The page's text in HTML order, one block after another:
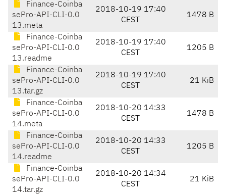
Finance-Coinba
sePro-API-CLI-0.0
13.meta
2018-10-19 17:40
CEST
1478 B
Finance-Coinba
sePro-API-CLI-0.0
13.readme
2018-10-19 17:40
CEST
1205 B
Finance-Coinba
sePro-API-CLI-0.0
13.tar.gz
2018-10-19 17:40
CEST
21 KiB
Finance-Coinba
sePro-API-CLI-0.0
14.meta
2018-10-20 14:33
CEST
1478 B
Finance-Coinba
sePro-API-CLI-0.0
14.readme
2018-10-20 14:33
CEST
1205 B
Finance-Coinba
sePro-API-CLI-0.0
14.tar.gz
2018-10-20 14:34
CEST
21 KiB